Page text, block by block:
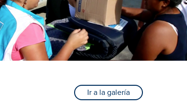
Ir a la galería